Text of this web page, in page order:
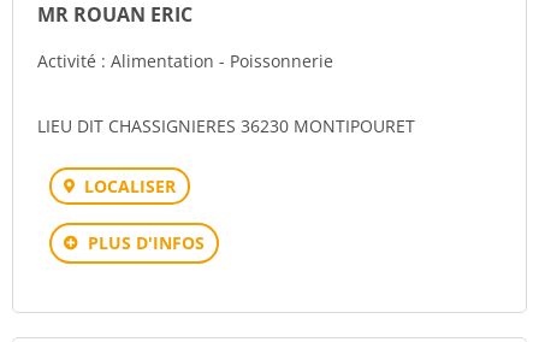
MR ROUAN ERIC
Activité : Alimentation - Poissonnerie
LIEU DIT CHASSIGNIERES 36230 MONTIPOURET
LOCALISER
PLUS D'INFOS